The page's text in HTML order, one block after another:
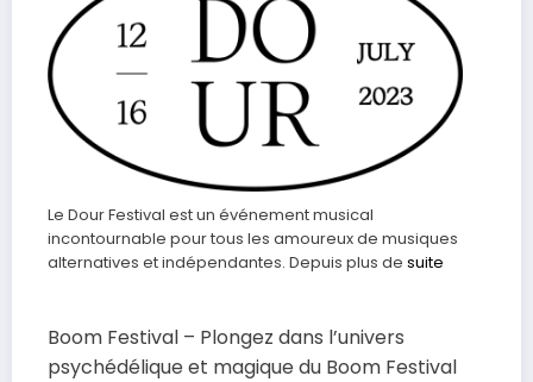
Le Dour Festival est un événement musical
incontournable pour tous les amoureux de musiques
alternatives et indépendantes. Depuis plus de suite
Boom Festival – Plongez dans l’univers
psychédélique et magique du Boom Festival